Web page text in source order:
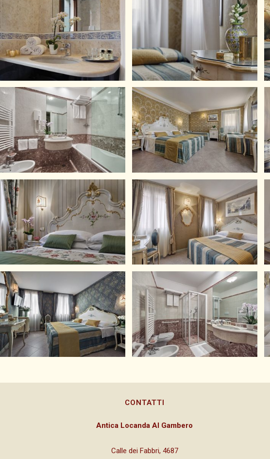
CONTATTI
Antica Locanda Al Gambero
Calle dei Fabbri, 4687